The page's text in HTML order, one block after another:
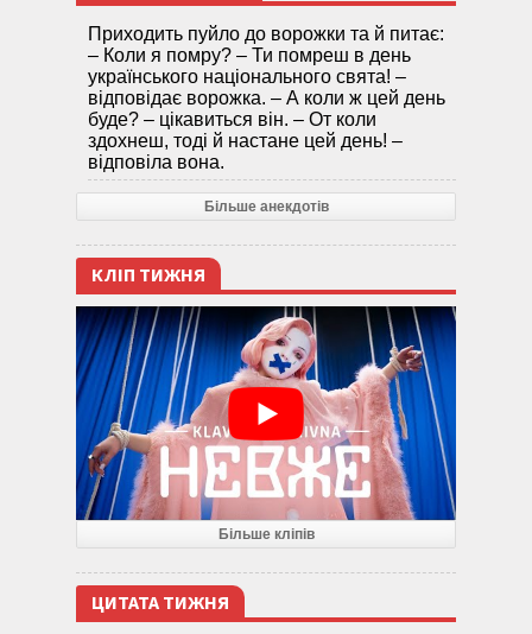
Приходить пуйло до ворожки та й питає:
– Коли я помру? – Ти помреш в день
українського національного свята! –
відповідає ворожка. – А коли ж цей день
буде? – цікавиться він. – От коли
здохнеш, тоді й настане цей день! –
відповіла вона.
Більше анекдотів
КЛІП ТИЖНЯ
Більше кліпів
ЦИТАТА ТИЖНЯ